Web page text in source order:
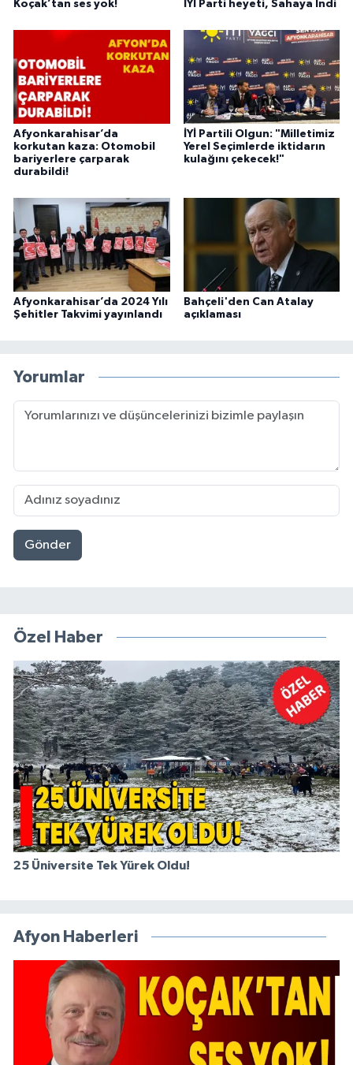
Koçak’tan ses yok! İYİ Parti heyeti, Sahaya İndi
Afyonkarahisar’da
korkutan kaza: Otomobil
bariyerlere çarparak
durabildi!
İYİ Partili Olgun: "Milletimiz
Yerel Seçimlerde iktidarın
kulağını çekecek!"
Afyonkarahisar’da 2024 Yılı
Şehitler Takvimi yayınlandı
Bahçeli'den Can Atalay
açıklaması
Yorumlar
Gönder
Özel Haber
25 Üniversite Tek Yürek Oldu!
Afyon Haberleri